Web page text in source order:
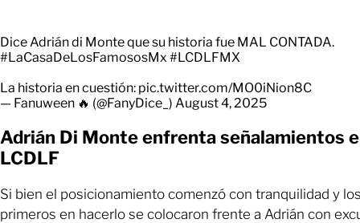
Dice Adrián di Monte que su historia fue MAL CONTADA.
#LaCasaDeLosFamososMx #LCDLFMX
La historia en cuestión: pic.twitter.com/MO0iNion8C
— Fanuween 🔥 (@FanyDice_) August 4, 2025
Adrián Di Monte enfrenta señalamientos
LCDLF
Si bien el posicionamiento comenzó con tranquilidad y
primeros en hacerlo se colocaron frente a Adrián con